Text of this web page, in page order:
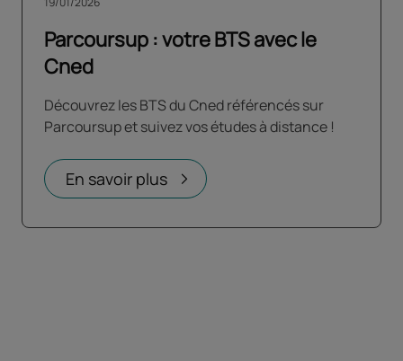
Parcoursup : votre BTS avec le
Cned
Découvrez les BTS du Cned référencés sur
Parcoursup et suivez vos études à distance !
En savoir plus